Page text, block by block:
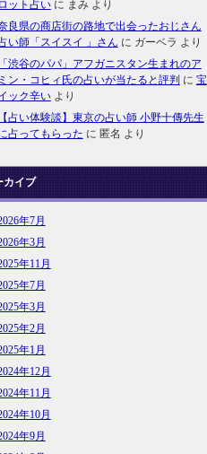
ット占いに まみより
良県の商店街の路地で出会ったおじさん
い師「スイスイ 」さん に ガーベラ より
渋谷のパパ」アフガニスタン生まれのア
ン・コヒィ氏の占いが当たると評判 に 宝
ック辛いより
占い体験談】東京の占い師 小野十傳先生
占ってもらった に 匿名 より
カイブ
年7月
年3月
年11月
年7月
年3月
年2月
年1月
年12月
年11月
年10月
年9月